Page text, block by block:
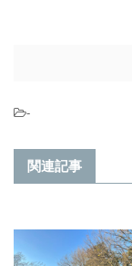
-
関連記事